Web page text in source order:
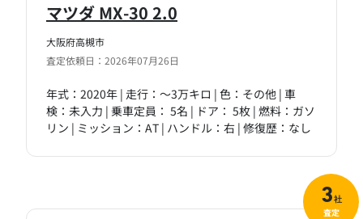
大阪府高槻市
査定依頼日：2026年07月26日
マツダ MX-30 2.0
年式：2020年 | 走行：～3万キロ | 色：その他 | 車
検：未入力 | 乗車定員： 5名 | ドア： 5枚 | 燃料：ガソ
リン | ミッション：AT | ハンドル：右 | 修復歴：なし
3社
査定